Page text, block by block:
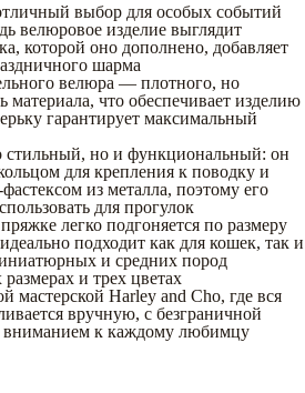
выбор для особых событий
велюровое изделие выглядит
которой оно дополнено, добавляет
шарма
велюра — плотного, но
материала, что обеспечивает изделию
гарантирует максимальный
стильный, но и функциональный: он
для крепления к поводку и
из металла, поэтому его
для прогулок
легко подгоняется по размеру
подходит как для кошек, так и
и средних пород
и трех цветах
мастерской Harley and Cho, где вся
вручную, с безграничной
к каждому любимцу